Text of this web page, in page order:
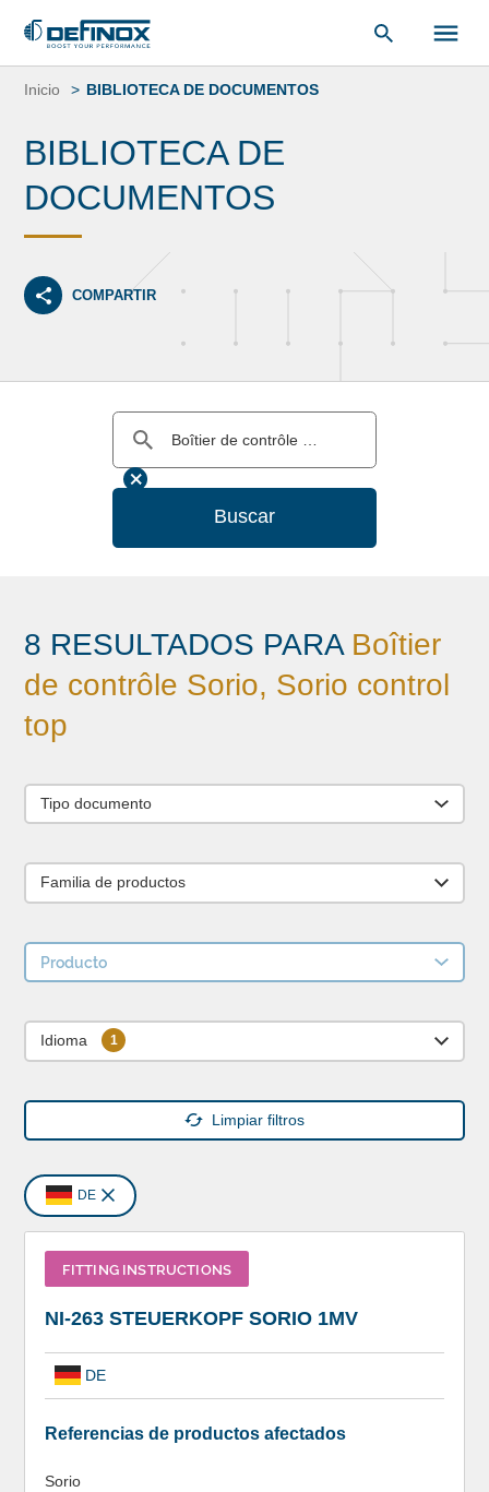
Saltar
Inicio BIBLIOTECA DE DOCUMENTOS
BIBLIOTECA DE
DOCUMENTOS
COMPARTIR
Buscar
8 RESULTADOS PARA Boîtier
de contrôle Sorio, Sorio control
top
Tipo documento
Familia de productos
Producto
Idioma
Limpiar filtros
DE
FITTING INSTRUCTIONS
NI-263 STEUERKOPF SORIO 1MV
DE
Referencias de productos afectados
Sorio